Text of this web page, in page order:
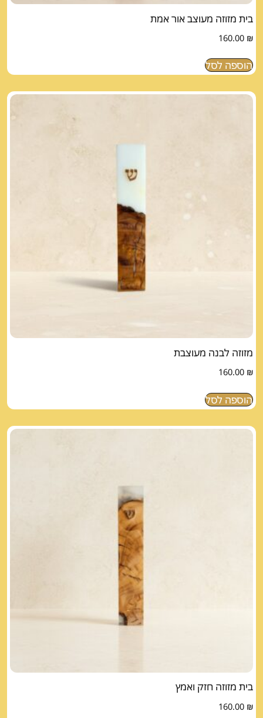
בית מזוזה מעוצב אור אמת
160.00 ₪
הוספה לסל
מזוזה לבנה מעוצבת
160.00 ₪
הוספה לסל
בית מזוזה חזק ואמץ
160.00 ₪